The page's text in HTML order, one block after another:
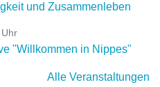
und Zusammenleben
"Willkommen in Nippes"
Alle Veranstaltungen